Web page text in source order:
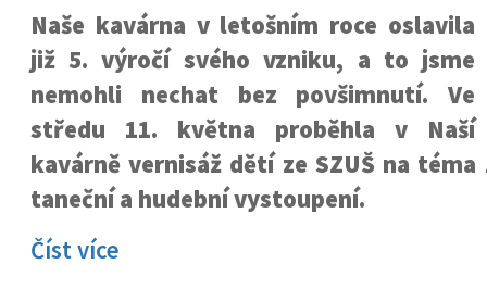
Naše kavárna v letošním roce oslavila
již 5. výročí svého vzniku, a to jsme
nemohli nechat bez povšimnutí. Ve
středu 11. května proběhla v Naší
kavárně vernisáž dětí ze SZUŠ na téma
taneční a hudební vystoupení.
Číst více